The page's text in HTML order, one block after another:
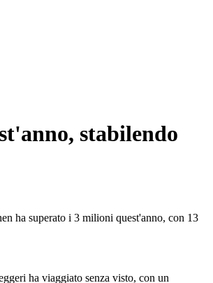
stabilendo
ha superato i 3 milioni quest'anno, con 13
ha viaggiato senza visto, con un